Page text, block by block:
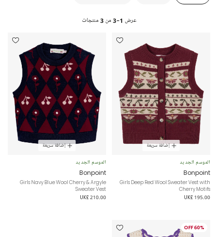
عرض 1-3 من 3 منتجات
إضافة سريعة
الموسم الجديد
Bonpoint
Girls Deep Red Wool Sweater Vest with
Cherry Motifs
UK£ 195.00
إضافة سريعة
الموسم الجديد
Bonpoint
Girls Navy Blue Wool Cherry & Argyle
Sweater Vest
UK£ 210.00
60% OFF